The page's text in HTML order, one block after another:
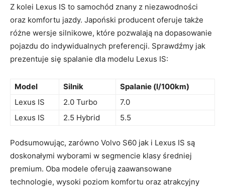
Z kolei Lexus ​IS to⁣ samochód ⁤znany z​ niezawodności
oraz komfortu jazdy. Japoński ​producent ‍oferuje także
różne wersje silnikowe, które pozwalają na⁣ dopasowanie ​
pojazdu‍ do indywidualnych ‍preferencji. Sprawdźmy jak
prezentuje się ⁤spalanie ‍dla modelu Lexus IS:
Model Silnik
Spalanie (l/100km)
Lexus IS
2.0 Turbo
7.0
Lexus IS
2.5 Hybrid 5.5
Podsumowując, zarówno Volvo S60 jak i Lexus⁢ IS‍ są⁤
doskonałymi⁣ wyborami w segmencie ⁣klasy⁣ średniej
premium. Oba ⁤modele oferują zaawansowane‌
technologie, wysoki poziom‍ komfortu‌ oraz atrakcyjny